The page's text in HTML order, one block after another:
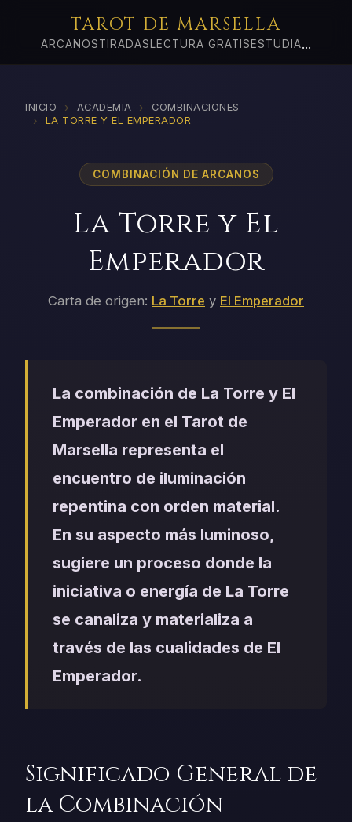
TAROT DE MARSELLA
ARCANOSTIRADAS LECTURA GRATIS ESTUDIA...
INICIO › ACADEMIA › COMBINACIONES
› LA TORRE Y EL EMPERADOR
COMBINACIÓN DE ARCANOS
La Torre y El
Emperador
Carta de origen: La Torre y El Emperador
La combinación de La Torre y El
Emperador en el Tarot de
Marsella representa el
encuentro de iluminación
repentina con orden material.
En su aspecto más luminoso,
sugiere un proceso donde la
iniciativa o energía de La Torre
se canaliza y materializa a
través de las cualidades de El
Emperador.
Significado General de
la Combinación